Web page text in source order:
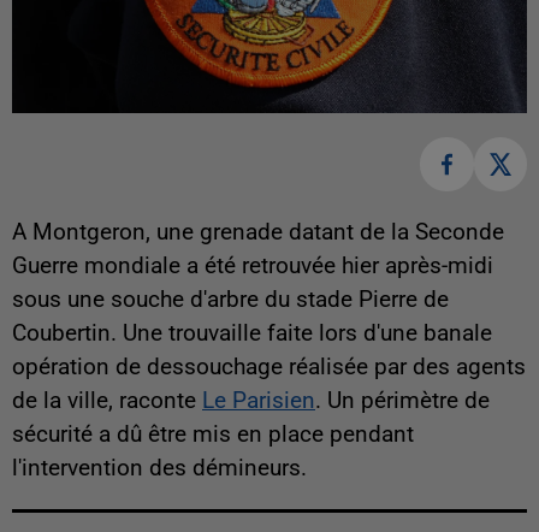
A Montgeron, une grenade datant de la Seconde
Guerre mondiale a été retrouvée hier après-midi
sous une souche d'arbre du stade Pierre de
Coubertin. Une trouvaille faite lors d'une banale
opération de dessouchage réalisée par des agents
de la ville, raconte Le Parisien. Un périmètre de
sécurité a dû être mis en place pendant
l'intervention des démineurs.